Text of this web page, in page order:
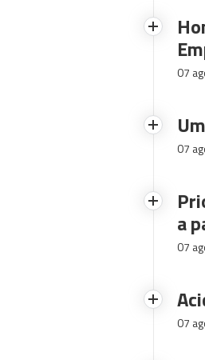
07
07
a
07
07